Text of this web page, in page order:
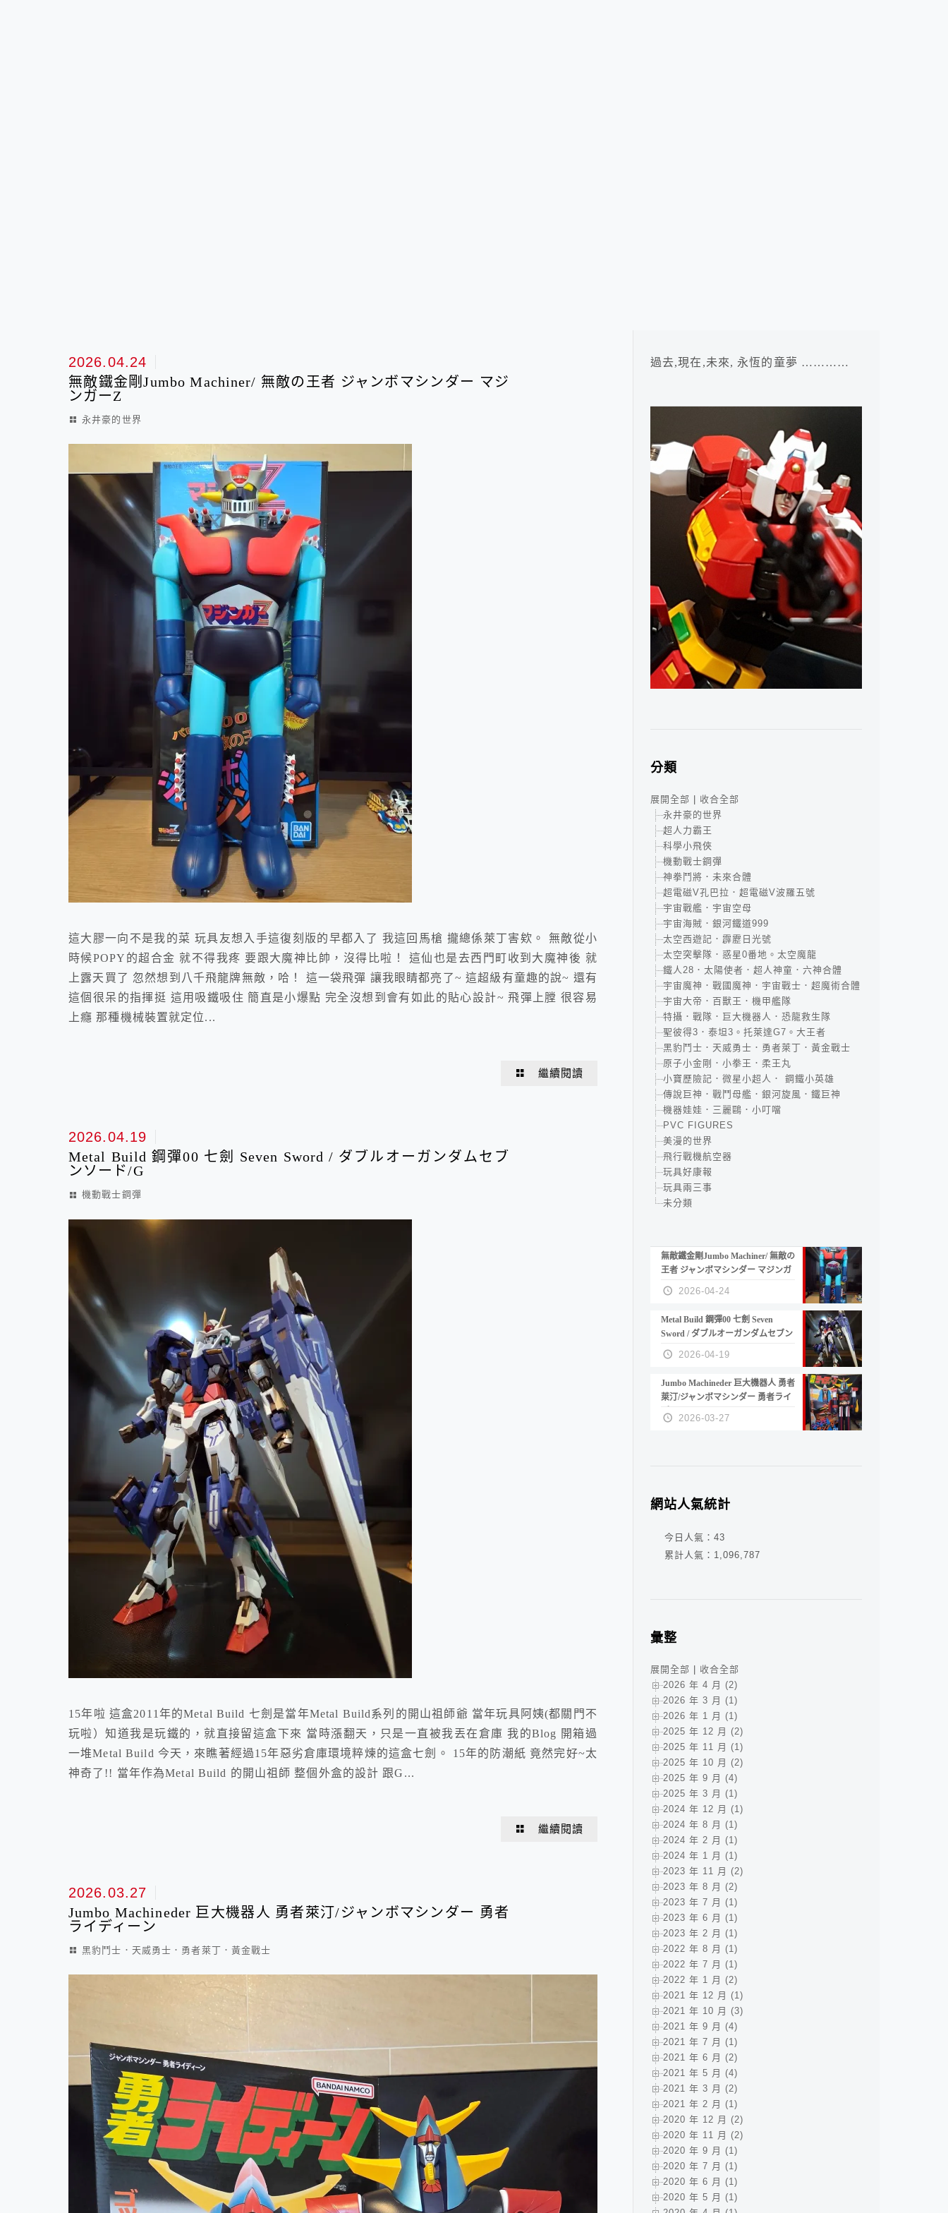
最新文章
2026.04.24
無敵鐵金剛Jumbo Machiner/ 無敵の王者 ジャンボマシンダー マジ
ンガーZ
永井豪的世界
這大膠一向不是我的菜 玩具友想入手這復刻版的早都入了 我這回馬槍 攏總係萊丁害欸。 無敵從小
時候POPY的超合金 就不得我疼 要跟大魔神比帥，沒得比啦！ 這仙也是去西門町收到大魔神後 就
上露天買了 忽然想到八千飛龍牌無敵，哈！ 這一袋飛彈 讓我眼睛都亮了~ 這超級有童趣的說~ 還有
這個很呆的指揮挺 這用吸鐵吸住 簡直是小爆點 完全沒想到會有如此的貼心設計~ 飛彈上膛 很容易
上癮 那種機械裝置就定位...
繼續閱讀
2026.04.19
Metal Build 鋼彈00 七劍 Seven Sword / ダブルオーガンダムセブ
ンソード/G
機動戰士鋼彈
15年啦 這盒2011年的Metal Build 七劍是當年Metal Build系列的開山祖師爺 當年玩具阿姨(都關門不
玩啦）知道我是玩鐵的，就直接留這盒下來 當時漲翻天，只是一直被我丟在倉庫 我的Blog 開箱過
一堆Metal Build 今天，來瞧著經過15年惡劣倉庫環境粹煉的這盒七劍。 15年的防潮紙 竟然完好~太
神奇了!! 當年作為Metal Build 的開山祖師 整個外盒的設計 跟G...
繼續閱讀
2026.03.27
Jumbo Machineder 巨大機器人 勇者萊汀/ジャンボマシンダー 勇者
ライディーン
黑豹鬥士．天威勇士．勇者萊丁．黃金戰士
過去,現在,未來, 永恆的童夢 …………
分類
展開全部
收合全部
永井豪的世界
超人力霸王
科學小飛俠
機動戰士鋼彈
神拳鬥將．未來合體
超電磁V孔巴拉．超電磁V波羅五號
宇宙戰艦．宇宙空母
宇宙海賊．銀河鐵道999
太空西遊記．霹靂日光號
太空突擊隊．惑星0番地。太空魔龍
鐵人28．太陽使者．超人神童．六神合體
宇宙魔神．戰國魔神．宇宙戰士．超魔術合體
宇宙大帝．百獸王．機甲艦隊
特攝．戰隊．巨大機器人．恐龍救生隊
聖彼得3．泰坦3。托萊達G7。大王者
黑豹鬥士．天威勇士．勇者萊丁．黃金戰士
原子小金剛．小拳王．柔王丸
小寶歷險記．微星小超人． 鋼鐵小英雄
傳說巨神．戰鬥母艦．銀河旋風．鐵巨神
機器娃娃．三麗鷗．小叮噹
PVC FIGURES
美漫的世界
飛行戰機航空器
玩具好康報
玩具兩三事
未分類
無敵鐵金剛Jumbo Machiner/ 無敵の
王者 ジャンボマシンダー マジンガ
ーZ
2026-04-24
Metal Build 鋼彈00 七劍 Seven
Sword / ダブルオーガンダムセブン
ソード/G
2026-04-19
Jumbo Machineder 巨大機器人 勇者
萊汀/ジャンボマシンダー 勇者ライ
ディーン
2026-03-27
網站人氣統計
今日人氣： 43
累計人氣： 1,096,787
彙整
展開全部
收合全部
2026 年 4 月 (2)
2026 年 3 月 (1)
2026 年 1 月 (1)
2025 年 12 月 (2)
2025 年 11 月 (1)
2025 年 10 月 (2)
2025 年 9 月 (4)
2025 年 3 月 (1)
2024 年 12 月 (1)
2024 年 8 月 (1)
2024 年 2 月 (1)
2024 年 1 月 (1)
2023 年 11 月 (2)
2023 年 8 月 (2)
2023 年 7 月 (1)
2023 年 6 月 (1)
2023 年 2 月 (1)
2022 年 8 月 (1)
2022 年 7 月 (1)
2022 年 1 月 (2)
2021 年 12 月 (1)
2021 年 10 月 (3)
2021 年 9 月 (4)
2021 年 7 月 (1)
2021 年 6 月 (2)
2021 年 5 月 (4)
2021 年 3 月 (2)
2021 年 2 月 (1)
2020 年 12 月 (2)
2020 年 11 月 (2)
2020 年 9 月 (1)
2020 年 7 月 (1)
2020 年 6 月 (1)
2020 年 5 月 (1)